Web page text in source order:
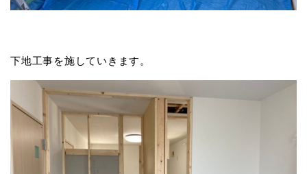
下地工事を施していきます。